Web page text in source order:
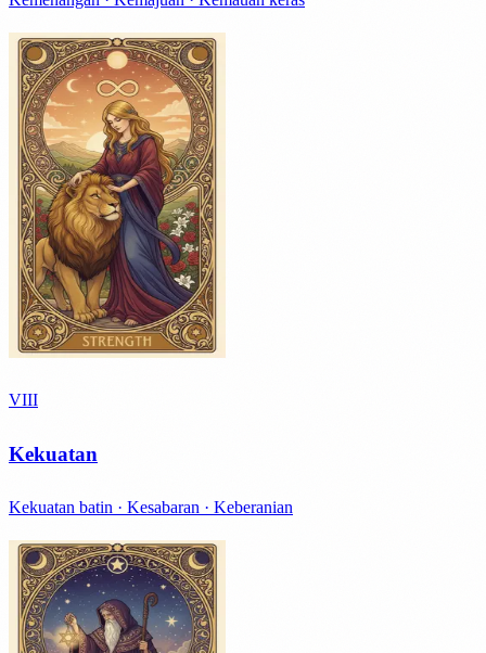
VIII
Kekuatan
Kekuatan batin · Kesabaran · Keberanian